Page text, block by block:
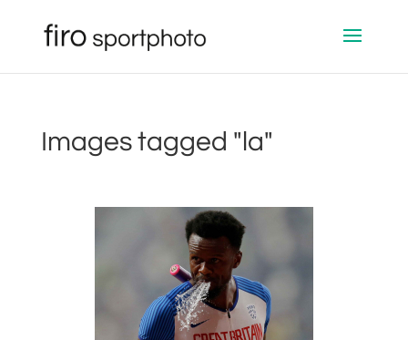
Images tagged "la"